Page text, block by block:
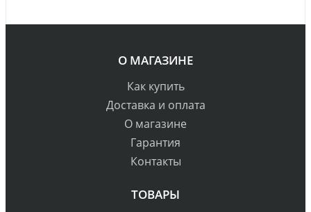
О МАГАЗИНЕ
Как купить
Доставка и оплата
О магазине
Гарантия
Контакты
ТОВАРЫ